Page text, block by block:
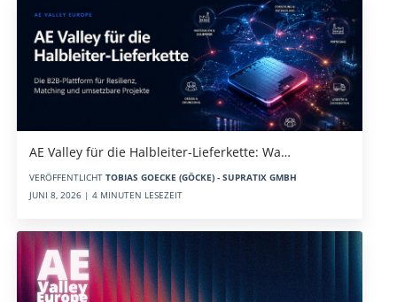
AE Valley für die Halbleiter-Lieferkette: Wa…
VERÖFFENTLICHT TOBIAS GOECKE (GÖCKE) - SUPRATIX GMBH
JUNI 8, 2026 | 4 MINUTEN LESEZEIT